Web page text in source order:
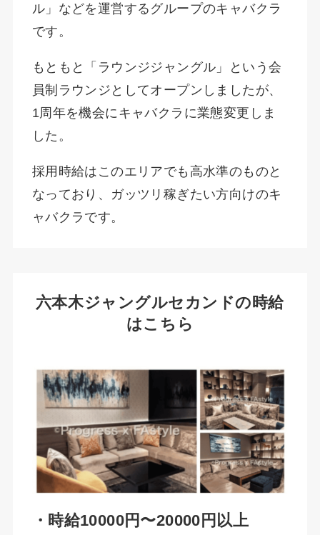
ル」などを運営するグループのキャバクラ
です。
もともと「ラウンジジャングル」という会
員制ラウンジとしてオープンしましたが、
1周年を機会にキャバクラに業態変更しま
した。
採用時給はこのエリアでも高水準のものと
なっており、ガッツリ稼ぎたい方向けのキ
ャバクラです。
六本木ジャングルセカンドの時給
はこちら
・時給10000円〜20000円以上